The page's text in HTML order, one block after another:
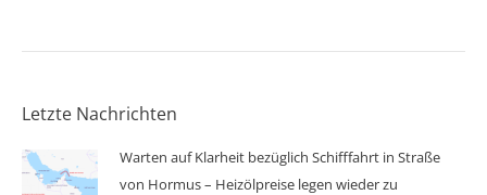
Letzte Nachrichten
Warten auf Klarheit bezüglich Schifffahrt in Straße
von Hormus – Heizölpreise legen wieder zu